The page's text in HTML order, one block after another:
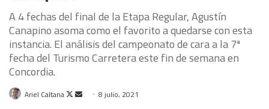
A 4 fechas del final de la Etapa Regular, Agustín
Canapino asoma como el favorito a quedarse con esta
instancia. El análisis del campeonato de cara a la 7ª
fecha del Turismo Carretera este fin de semana en
Concordia.
Ariel Caltana
Follow
Send 8 julio, 2021